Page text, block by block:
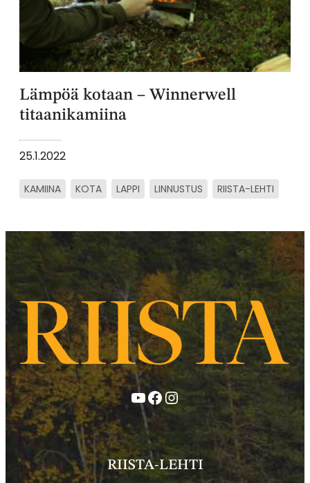
Lämpöä kotaan – Winnerwell
titaanikamiina
25.1.2022
KAMIINA KOTA LAPPI LINNUSTUS RIISTA-LEHTI
YouTube
Facebook
Instagram
RIISTA-LEHTI